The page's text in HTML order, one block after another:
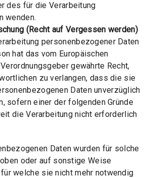
des für die Verarbeitung
wenden.
(Recht auf Vergessen werden)
personenbezogener Daten
hat das vom Europäischen
gewährte Recht,
zu verlangen, dass die sie
Daten unverzüglich
sofern einer der folgenden Gründe
die Verarbeitung nicht erforderlich
Daten wurden für solche
oder auf sonstige Weise
welche sie nicht mehr notwendig